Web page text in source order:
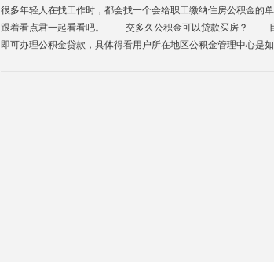
很多年轻人在找工作时，都会找一个会给职工缴纳住房公积金的
跟着看点君一起看看吧。 交多久公积金可以贷款买房？ 目前
即可办理公积金贷款，具体得看用户所在地区公积金管理中心是